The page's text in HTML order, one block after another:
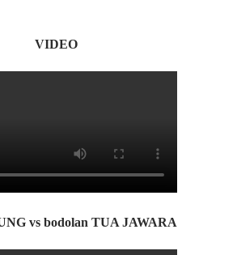
VIDEO
vs bodolan TUA JAWARA